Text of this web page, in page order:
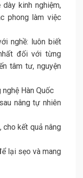
kinh nghiệm,
phong làm việc
nghề: luôn biết
đối với từng
tâm tư, nguyện
Hàn Quốc
nâng tự nhiên
cho kết quả nâng
lại sẹo và mang